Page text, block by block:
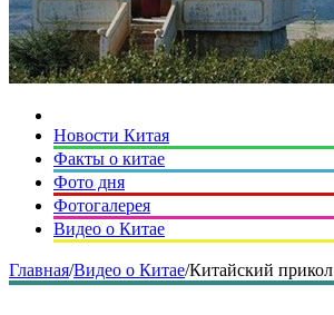
Новости Китая
Факты о китае
Фото дня
Фотогалерея
Видео о Китае
Главная/Видео о Китае/Китайский прикол